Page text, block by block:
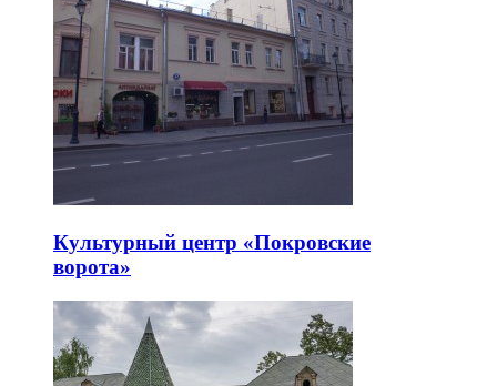
Культурный центр «Покровские
ворота»